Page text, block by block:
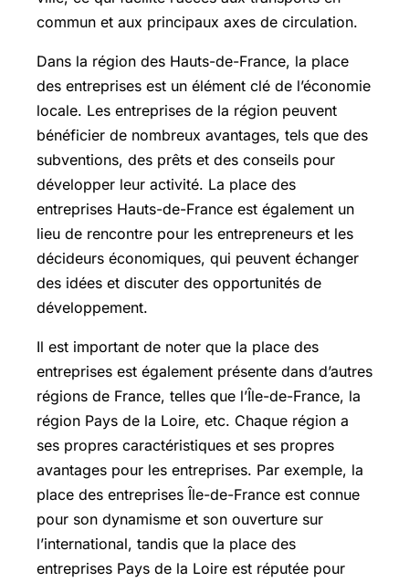
commun et aux principaux axes de circulation.
Dans la région des Hauts-de-France, la place
des entreprises est un élément clé de l’économie
locale. Les entreprises de la région peuvent
bénéficier de nombreux avantages, tels que des
subventions, des prêts et des conseils pour
développer leur activité. La place des
entreprises Hauts-de-France est également un
lieu de rencontre pour les entrepreneurs et les
décideurs économiques, qui peuvent échanger
des idées et discuter des opportunités de
développement.
Il est important de noter que la place des
entreprises est également présente dans d’autres
régions de France, telles que l’Île-de-France, la
région Pays de la Loire, etc. Chaque région a
ses propres caractéristiques et ses propres
avantages pour les entreprises. Par exemple, la
place des entreprises Île-de-France est connue
pour son dynamisme et son ouverture sur
l’international, tandis que la place des
entreprises Pays de la Loire est réputée pour